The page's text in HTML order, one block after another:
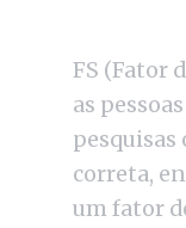
FS (Fator
as
pesquisas
correta,
um fator